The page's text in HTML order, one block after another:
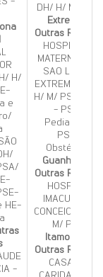
H/
e
HE-
-
DH/ H/ M/ PSA
Extrema -
Outras Regiões
HOSPITAL E
MATERNIDADE
SAO LUCAS
EXTREMA - DH/
H/ M/ PSA/ PSE
- PSE-
Pediatria e
PSE-
Obstétrico
Guanhães -
Outras Regiões
HOSPITAL
IMACULADA
CONCEICAO - H/
M/ PSA
Itamonte -
Outras Regiões
CASA DE